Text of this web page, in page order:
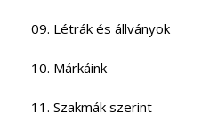
09. Létrák és állványok
10. Márkáink
11. Szakmák szerint